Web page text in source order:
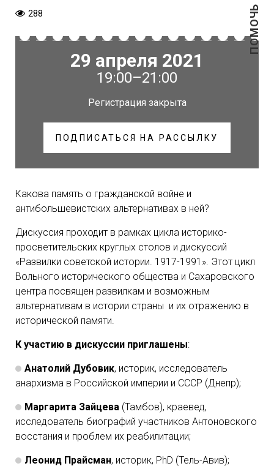
ПОМОЧЬ
288
29 апреля 2021
19:00–21:00
Регистрация закрыта
ПОДПИСАТЬСЯ НА РАССЫЛКУ
Какова память о гражданской войне и
антибольшевистских альтернативах в ней?
Дискуссия проходит в рамках цикла историко-
просветительских круглых столов и дискуссий
«Развилки советской истории. 1917-1991». Этот цикл
Вольного исторического общества и Сахаровского
центра посвящен развилкам и возможным
альтернативам в истории страны и их отражению в
исторической памяти.
К участию в дискуссии приглашены:
Анатолий Дубовик, историк, исследователь
анархизма в Российской империи и СССР (Днепр);
Маргарита Зайцева (Тамбов), краевед,
исследователь биографий участников Антоновского
восстания и проблем их реабилитации;
Леонид Прайсман, историк, PhD (Тель-Авив);